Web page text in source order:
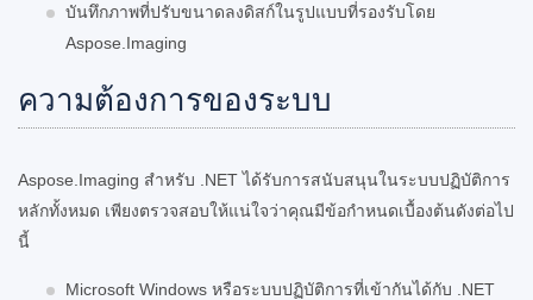
บันทึกภาพที่ปรับขนาดลงดิสก์ในรูปแบบที่รองรับโดย
Aspose.Imaging
ความต้องการของระบบ
Aspose.Imaging สำหรับ .NET ได้รับการสนับสนุนในระบบปฏิบัติการ
หลักทั้งหมด เพียงตรวจสอบให้แน่ใจว่าคุณมีข้อกำหนดเบื้องต้นดังต่อไป
นี้
Microsoft Windows หรือระบบปฏิบัติการที่เข้ากันได้กับ .NET